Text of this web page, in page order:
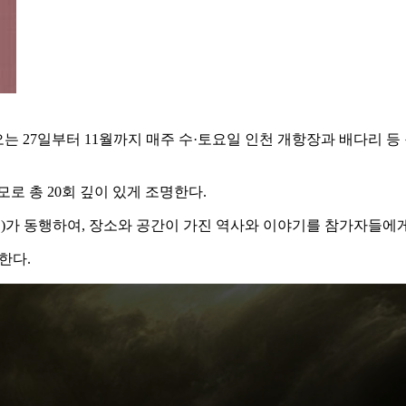
27일부터 11월까지 매주 수·토요일 인천 개항장과 배다리
로 총 20회 깊이 있게 조명한다.
동행하여, 장소와 공간이 가진 역사와 이야기를 참가자들에
다.